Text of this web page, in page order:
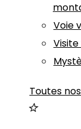
Voie
Toutes